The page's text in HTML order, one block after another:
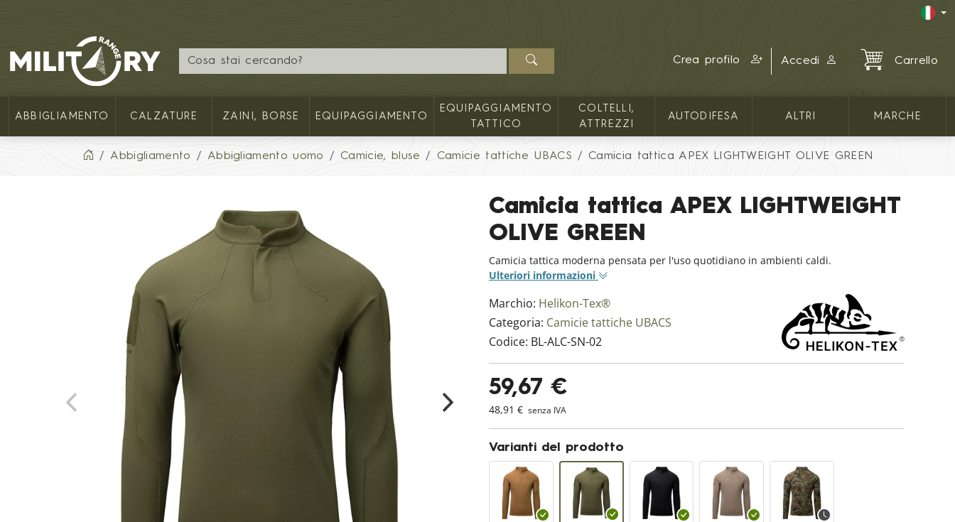
MILITARY RANGE IT
Crea profilo Accedi Carrello
ABBIGLIAMENTO CALZATURE ZAINI, BORSE EQUIPAGGIAMENTO
EQUIPAGGIAMENTO
TATTICO
COLTELLI,
ATTREZZI
AUTODIFESA ALTRI MARCHE
Abbigliamento Abbigliamento uomo Camicie, bluse Camicie tattiche UBACS Camicia tattica APEX LIGHTWEIGHT OLIVE GREEN
Camicia tattica APEX LIGHTWEIGHT
OLIVE GREEN
Camicia tattica moderna pensata per l'uso quotidiano in ambienti caldi.
Ulteriori informazioni
Marchio: Helikon-Tex®
Categoria: Camicie tattiche UBACS
Codice: BL-ALC-SN-02
59,67 €
48,91 € senza IVA
Varianti del prodotto